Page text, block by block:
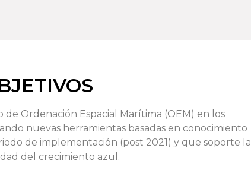
Ordenación Espacial Marítima (OEM) en los
nuevas herramientas basadas en conocimiento
de implementación (post 2021) y que soporte la
del crecimiento azul.